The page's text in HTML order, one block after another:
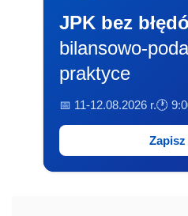
JPK bez
bilansowo-
praktyce
📅 11-12.08.2026 r.🕐
Zapisz